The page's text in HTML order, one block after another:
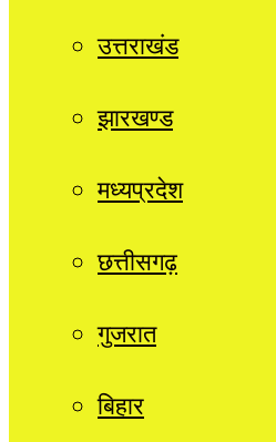
उत्तराखंड
झारखण्ड
मध्यप्रदेश
छत्तीसगढ़
गुजरात
बिहार